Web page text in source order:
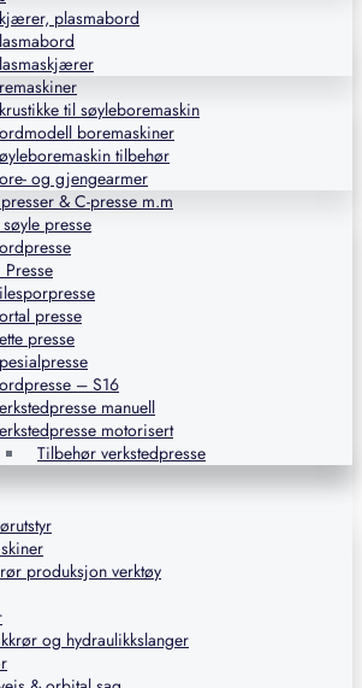
plasmabord
til søyleboremaskin
boremaskiner
tilbehør
og gjengearmer
& C-presse m.m
presse
Presse
presse
presse
– S16
manuell
motorisert
Tilbehør verkstedpresse
produksjon verktøy
og hydraulikkslanger